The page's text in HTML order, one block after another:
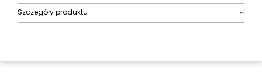
Szczegóły produktu